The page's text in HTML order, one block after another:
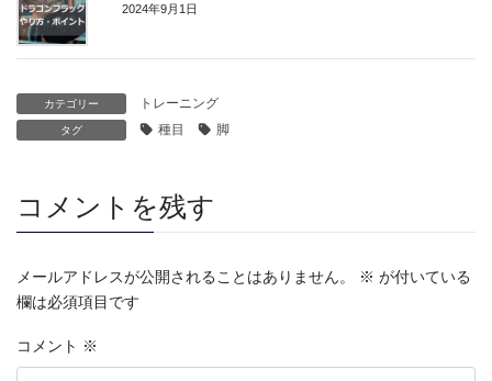
2024年9月1日
カテゴリー トレーニング
タグ 種目 脚
コメントを残す
メールアドレスが公開されることはありません。 ※ が付いている
欄は必須項目です
コメント ※